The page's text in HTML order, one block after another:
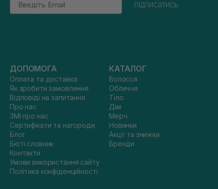
підписатись
ДОПОМОГА
Оплата та доставка
Як зробити замовлення
Відповіді на запитання
Про нас
ЗМІ про нас
Сертифікати та нагороди
Блог
Бюті словник
Контакти
Умови використання сайту
Політика конфіденційності
КАТАЛОГ
Волосся
Обличчя
Тіло
Дім
Мерч
Новинки
Акції та знижки
Бренди